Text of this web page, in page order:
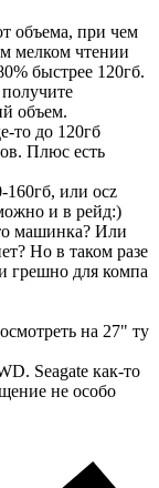
объема, при чем
мелком чтении
быстрее 120гб.
объем.
то до 120гб
Плюс есть
или ocz
и в рейд:)
машинка? Или
Но в таком разе
грешно для компа
на 27" ту
Seagate как-то
не особо